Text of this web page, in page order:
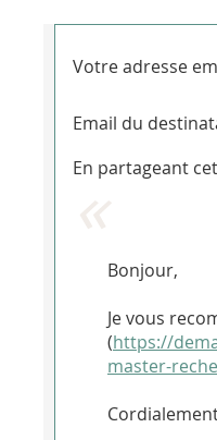
Votre adresse
Email du
En partageant
Bonjour,
Je vous
(https://
master-